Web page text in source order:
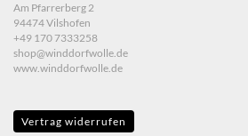
Am Pfarrerberg 2
94474 Vilshofen
+49 170 7333258
shop@winddorfwolle.de
www.winddorfwolle.de
Vertrag widerrufen